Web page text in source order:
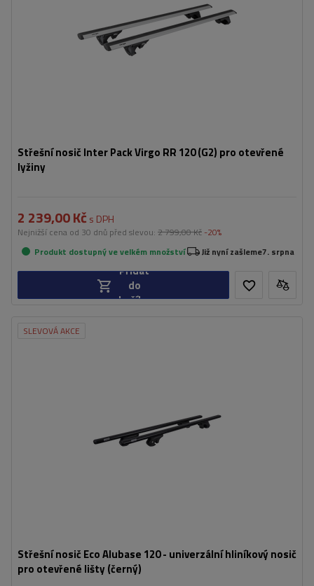
Střešní nosič Inter Pack Virgo RR 120 (G2) pro otevřené
lyžiny
2 239,00 Kč s DPH
Nejnižší cena od 30 dnů před slevou: 2 799,00 Kč -20%
Produkt dostupný ve velkém množství
Již nyní zašleme7. srpna
Přidat
do
košíku
SLEVOVÁ AKCE
Střešní nosič Eco Alubase 120 - univerzální hliníkový nosič
pro otevřené lišty (černý)